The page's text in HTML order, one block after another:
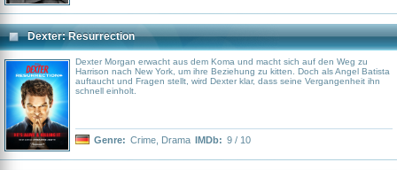
Dexter: Resurrection
Dexter Morgan erwacht aus dem Koma und macht sich auf den Weg zu
Harrison nach New York, um ihre Beziehung zu kitten. Doch als Angel Batista
auftaucht und Fragen stellt, wird Dexter klar, dass seine Vergangenheit ihn
schnell einholt.
Genre: Crime Drama IMDb: 9 / 10